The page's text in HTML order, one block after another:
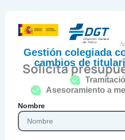
Gestión colegiada
cambios de
Solicita
Asesoramiento a
Nombre